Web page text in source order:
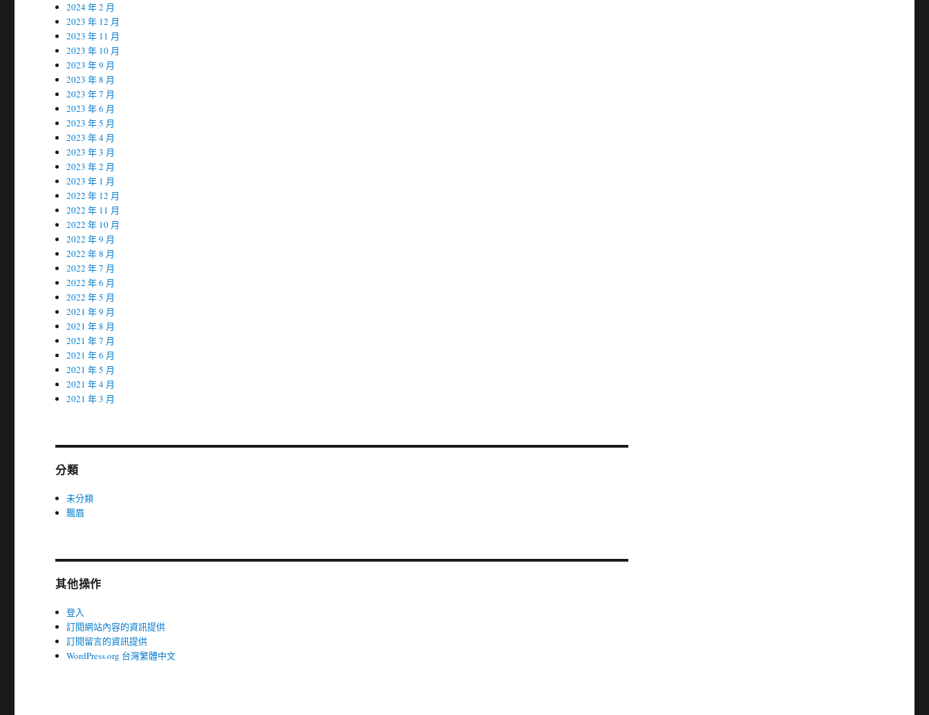
2024 年 2 月
2023 年 12 月
2023 年 11 月
2023 年 10 月
2023 年 9 月
2023 年 8 月
2023 年 7 月
2023 年 6 月
2023 年 5 月
2023 年 4 月
2023 年 3 月
2023 年 2 月
2023 年 1 月
2022 年 12 月
2022 年 11 月
2022 年 10 月
2022 年 9 月
2022 年 8 月
2022 年 7 月
2022 年 6 月
2022 年 5 月
2021 年 9 月
2021 年 8 月
2021 年 7 月
2021 年 6 月
2021 年 5 月
2021 年 4 月
2021 年 3 月
分類
未分類
飄眉
其他操作
登入
訂閱網站內容的資訊提供
訂閱留言的資訊提供
WordPress.org 台灣繁體中文